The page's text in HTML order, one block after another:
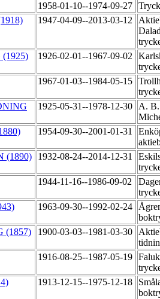
1958-01-10--1974-09-27
1947-04-09--2013-03-12
1926-02-01--1967-09-02
1967-01-03--1984-05-15
1925-05-31--1978-12-30
A.
1954-09-30--2001-01-31
(1890)
1932-08-24--2014-12-31
1944-11-16--1986-09-02
1963-09-30--1992-02-24
(1857)
1900-03-03--1981-03-30
1916-08-25--1987-05-19
1913-12-15--1975-12-18